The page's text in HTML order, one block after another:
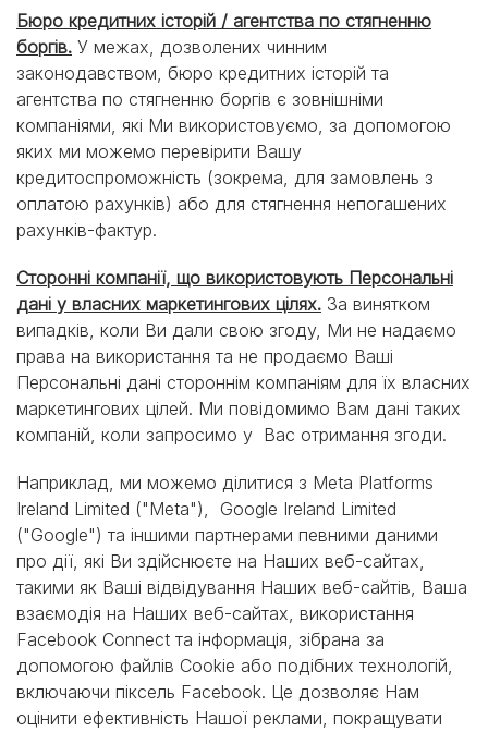
Бюро кредитних історій / агентства по стягненню
боргів. У межах, дозволених чинним
законодавством, бюро кредитних історій та
агентства по стягненню боргів є зовнішніми
компаніями, які Ми використовуємо, за допомогою
яких ми можемо перевірити Вашу
кредитоспроможність (зокрема, для замовлень з
оплатою рахунків) або для стягнення непогашених
рахунків-фактур.
Сторонні компанії, що використовують Персональні
дані у власних маркетингових цілях. За винятком
випадків, коли Ви дали свою згоду, Ми не надаємо
права на використання та не продаємо Ваші
Персональні дані стороннім компаніям для їх власних
маркетингових цілей. Ми повідомимо Вам дані таких
компаній, коли запросимо у Вас отримання згоди.
Наприклад, ми можемо ділитися з Meta Platforms
Ireland Limited ("Meta"), Google Ireland Limited
("Google") та іншими партнерами певними даними
про дії, які Ви здійснюєте на Наших веб-сайтах,
такими як Ваші відвідування Наших веб-сайтів, Ваша
взаємодія на Наших веб-сайтах, використання
Facebook Connect та інформація, зібрана за
допомогою файлів Cookie або подібних технологій,
включаючи піксель Facebook. Це дозволяє Нам
оцінити ефективність Нашої реклами, покращувати